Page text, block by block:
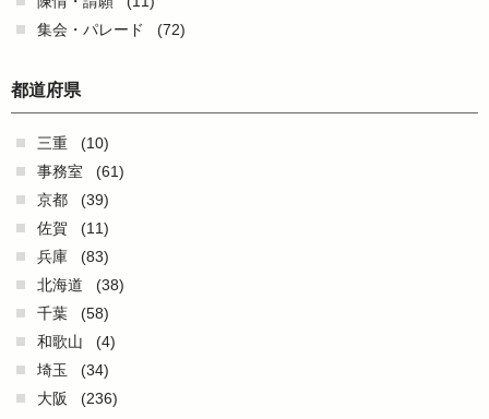
集会・パレード
(72)
都道府県
三重
(10)
事務室
(61)
京都
(39)
佐賀
(11)
兵庫
(83)
北海道
(38)
千葉
(58)
和歌山
(4)
埼玉
(34)
大阪
(236)